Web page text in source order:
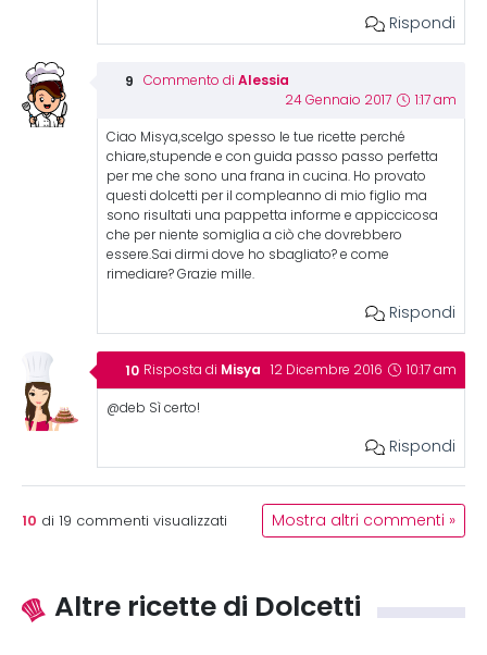
Rispondi
Commento di Alessia
24 Gennaio 2017 1:17 am
Ciao Misya,scelgo spesso le tue ricette perché
chiare,stupende e con guida passo passo perfetta
per me che sono una frana in cucina. Ho provato
questi dolcetti per il compleanno di mio figlio ma
sono risultati una pappetta informe e appiccicosa
che per niente somiglia a ciò che dovrebbero
essere.Sai dirmi dove ho sbagliato? e come
rimediare? Grazie mille.
Rispondi
Risposta di Misya 12 Dicembre 2016 10:17 am
@deb Sì certo!
Rispondi
10 di 19 commenti visualizzati Mostra altri commenti »
Altre ricette di Dolcetti